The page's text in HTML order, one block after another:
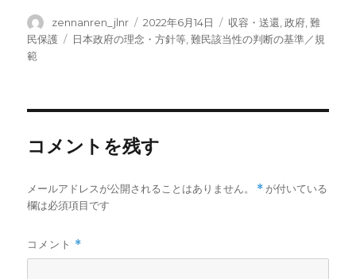
投
稿
zennanren_jlnr
投
稿
2022年6月14日
カ
テ
収容・送還 ,政府 ,難
民保護
タ
日本政府の理念・方針等 ,難民該当性の判断の基準／規
範
コメントを残す
メールアドレスが公開されることはありません。 * が付いている
欄は必須項目です
コメント *